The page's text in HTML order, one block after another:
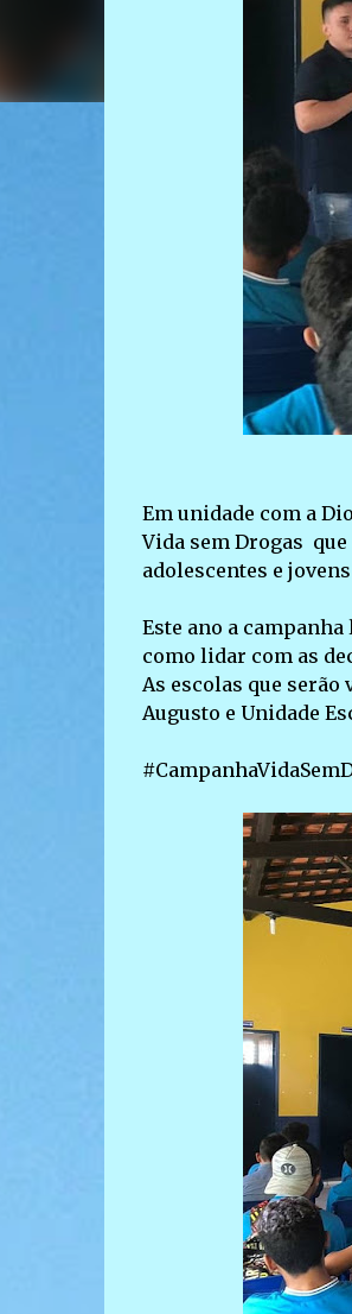
Em unidade com a
Vida sem Drogas
adolescentes e
Este ano a
como lidar com as
As escolas que
Augusto e Unidade